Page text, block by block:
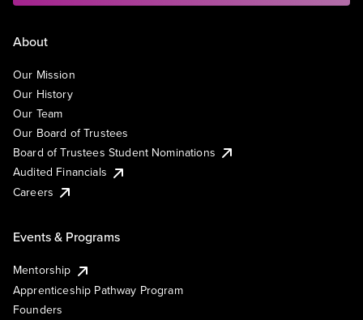
About
Our Mission
Our History
Our Team
Our Board of Trustees
Board of Trustees Student Nominations
Audited Financials
Careers
Events & Programs
Mentorship
Apprenticeship Pathway Program
Founders